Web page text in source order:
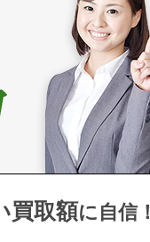
買取額に自信！